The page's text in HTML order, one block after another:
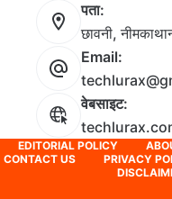
पता:
छावनी,
Email:
वेबसाइट:
EDITORIAL POLICY
CONTACT US
PRIVACY